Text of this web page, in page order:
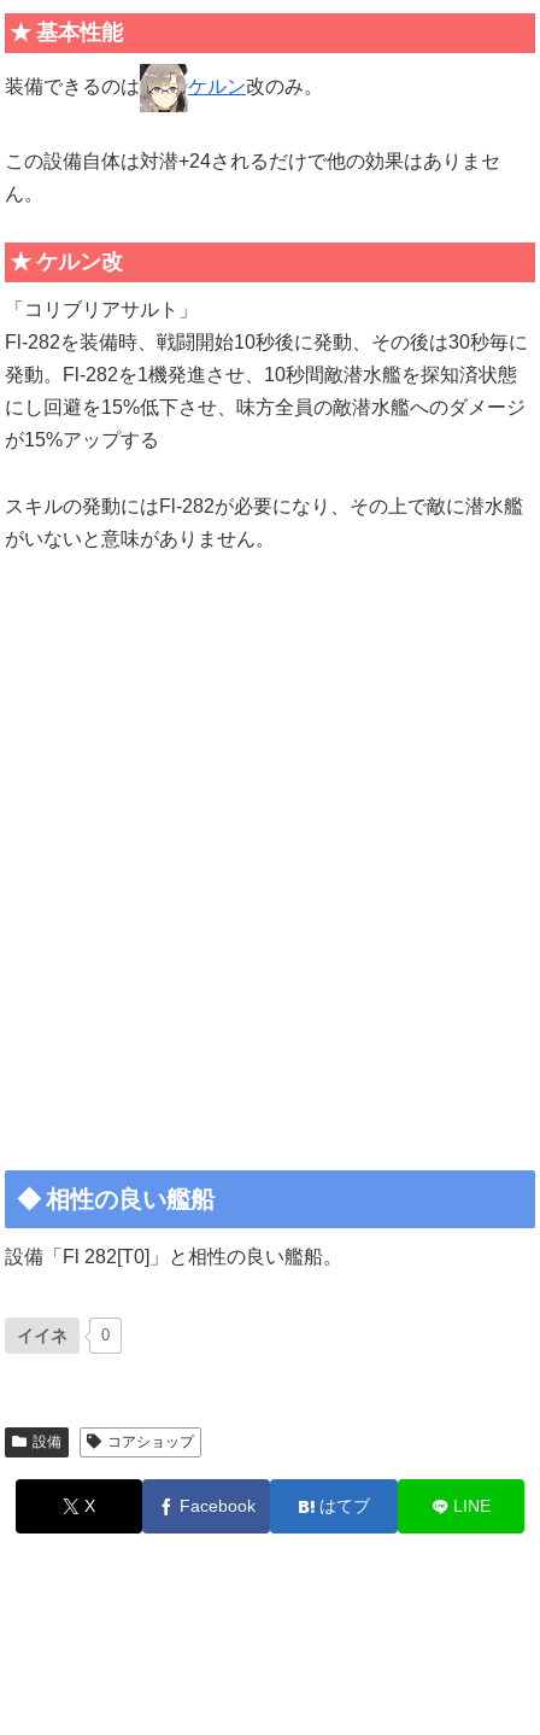
基本性能
装備できるのは ケルン改のみ。
この設備自体は対潜+24されるだけで他の効果はありまセ
ん。
ケルン改
「コリブリアサルト」
Fl-282を装備時、戦闘開始10秒後に発動、その後は30秒毎に
発動。Fl-282を1機発進させ、10秒間敵潜水艦を探知済状態
にし回避を15%低下させ、味方全員の敵潜水艦へのダメージ
が15%アップする
スキルの発動にはFl-282が必要になり、その上で敵に潜水艦
がいないと意味がありません。
相性の良い艦船
設備「Fl 282[T0]」と相性の良い艦船。
イイネ 0
設備 コアショップ
X Facebook はてブ LINE